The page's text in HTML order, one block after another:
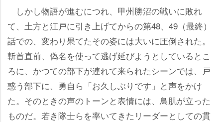
しかし物語が進むにつれ、甲州勝沼の戦いに敗れ
て、土方と江戸に引き上げてからの第48、49（最終）
話での、変わり果てたその姿には大いに圧倒された。
斬首直前、偽名を使って逃げ延びようとしているとこ
ろに、かつての部下が連れて来られたシーンでは、戸
惑う部下に、勇自ら「お久しぶりです」と声をかけ
た。そのときの声のトーンと表情には、鳥肌が立った
ものだ。若き隊士らを率いてきたリーダーとしての貫